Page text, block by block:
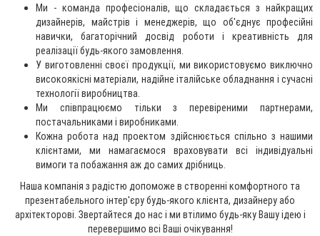
Ми - команда професіоналів, що складається з найкращих
дизайнерів, майстрів і менеджерів, що об'єднує професійні
навички, багаторічний досвід роботи і креативність для
реалізації будь-якого замовлення.
У виготовленні своєї продукції, ми використовуємо виключно
високоякісні матеріали, надійне італійське обладнання і сучасні
технології виробництва.
Ми співпрацюємо тільки з перевіреними партнерами,
постачальниками і виробниками.
Кожна робота над проектом здійснюється спільно з нашими
клієнтами, ми намагаємося враховувати всі індивідуальні
вимоги та побажання аж до самих дрібниць.
Наша компанія з радістю допоможе в створенні комфортного та
презентабельного інтер'єру будь-якого клієнта, дизайнеру або
архітекторові. Звертайтеся до нас і ми втілимо будь-яку Вашу ідею і
перевершимо всі Ваші очікування!